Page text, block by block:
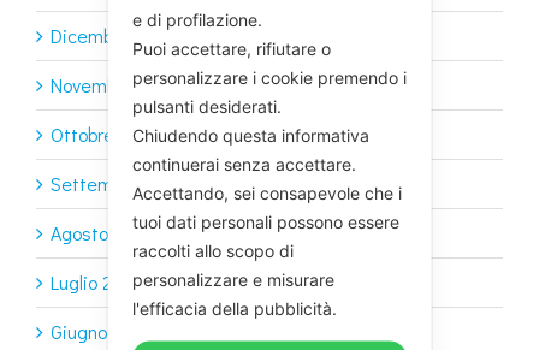
Dicembre 2022
Novembre 2022
Ottobre 2022
Settembre 2022
Agosto 2022
Luglio 2022
Giugno 2022
e di profilazione.
Puoi accettare, rifiutare o
personalizzare i cookie premendo i
pulsanti desiderati.
Chiudendo questa informativa
continuerai senza accettare.
Accettando, sei consapevole che i
tuoi dati personali possono essere
raccolti allo scopo di
personalizzare e misurare
l'efficacia della pubblicità.